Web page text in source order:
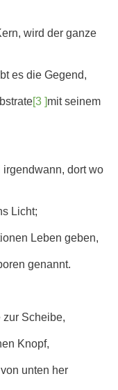
wird der ganze
es die Gegend,
[3 ]mit seinem
dort wo
Licht;
Leben geben,
genannt.
zur Scheibe,
Knopf,
unten her